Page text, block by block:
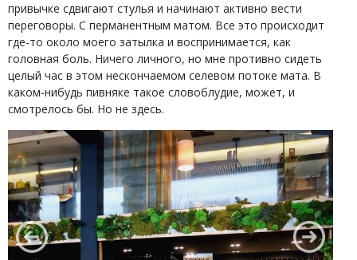
привычке сдвигают стулья и начинают активно вести
переговоры. С перманентным матом. Все это происходит
где-то около моего затылка и воспринимается, как
головная боль. Ничего личного, но мне противно сидеть
целый час в этом нескончаемом селевом потоке мата. В
каком-нибудь пивняке такое словоблудие, может, и
смотрелось бы. Но не здесь.